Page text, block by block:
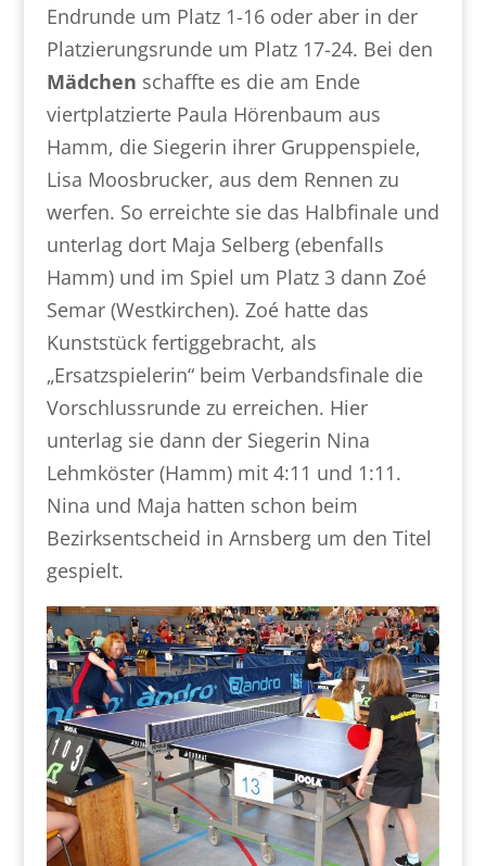
Endrunde um Platz 1-16 oder aber in der
Platzierungsrunde um Platz 17-24. Bei den
Mädchen schaffte es die am Ende
viertplatzierte Paula Hörenbaum aus
Hamm, die Siegerin ihrer Gruppenspiele,
Lisa Moosbrucker, aus dem Rennen zu
werfen. So erreichte sie das Halbfinale und
unterlag dort Maja Selberg (ebenfalls
Hamm) und im Spiel um Platz 3 dann Zoé
Semar (Westkirchen). Zoé hatte das
Kunststück fertiggebracht, als
„Ersatzspielerin“ beim Verbandsfinale die
Vorschlussrunde zu erreichen. Hier
unterlag sie dann der Siegerin Nina
Lehmköster (Hamm) mit 4:11 und 1:11.
Nina und Maja hatten schon beim
Bezirksentscheid in Arnsberg um den Titel
gespielt.